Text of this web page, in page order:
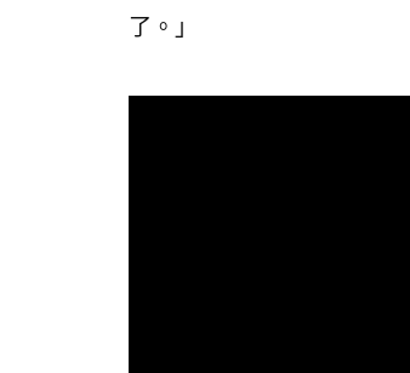
了。」